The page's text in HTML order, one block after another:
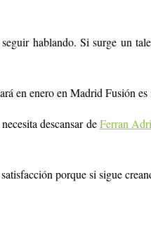
hablando. Si surge un
en enero en Madrid Fusión
descansar deFerran
porque si sigue